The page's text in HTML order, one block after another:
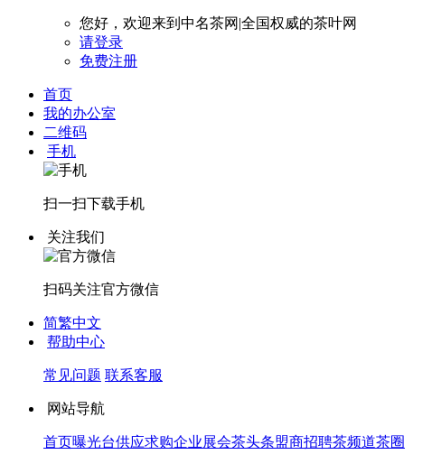
您好，欢迎来到中名茶网|全国权威的茶叶网
请登录
免费注册
首页
我的办公室
二维码
手机
扫一扫下载手机
关注我们
扫码关注官方微信
简繁中文
帮助中心
常见问题 联系客服
网站导航
首页曝光台供应求购企业展会茶头条盟商招聘茶频道茶圈